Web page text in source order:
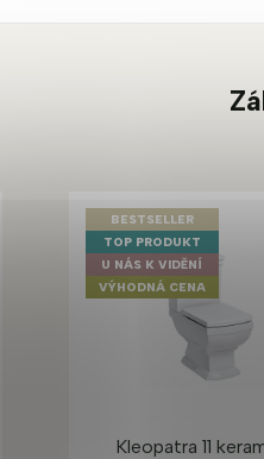
BESTSELLER
TOP PRODUKT
U NÁS K VIDĚNÍ
VÝHODNÁ CENA
Kleopatra 11